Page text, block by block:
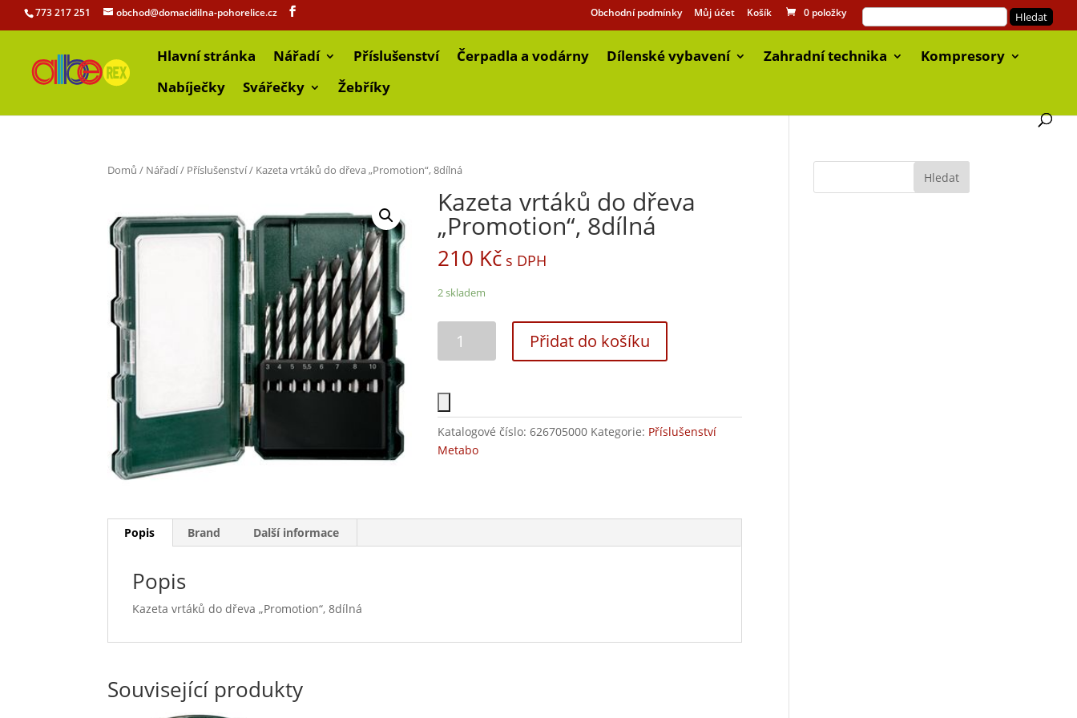
773 217 251 obchod@domacidilna-pohorelice.cz Obchodní podmínky Můj účet Košík 0 položky
Hlavní stránka Nářadí Příslušenství Čerpadla a vodárny Dílenské vybavení Zahradní technika
Kompresory
Nabíječky
Svářečky Žebříky
Domů / Nářadí/ Příslušenství/ Kazeta vrtáků do dřeva „Promotion“, 8dílná
Kazeta vrtáků do dřeva
„Promotion“, 8dílná
210 Kč s DPH
2 skladem
Přidat do košíku
Katalogové číslo:626705000 Kategorie: Příslušenství
Metabo
Popis Brand Další informace
Popis
Kazeta vrtáků do dřeva „Promotion“, 8dílná
Související produkty